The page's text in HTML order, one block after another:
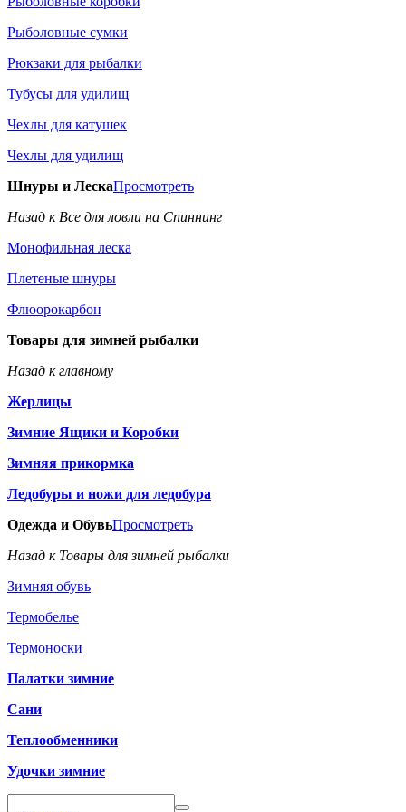
Рыболовные сумки
Рюкзаки для рыбалки
Тубусы для удилищ
Чехлы для катушек
Чехлы для удилищ
Шнуры и ЛескаПросмотреть
Назад к Все для ловли на Спиннинг
Монофильная леска
Плетеные шнуры
Флюорокарбон
Товары для зимней рыбалки
Назад к главному
Жерлицы
Зимние Ящики и Коробки
Зимняя прикормка
Ледобуры и ножи для ледобура
Одежда и ОбувьПросмотреть
Назад к Товары для зимней рыбалки
Зимняя обувь
Термобелье
Термоноски
Палатки зимние
Сани
Теплообменники
Удочки зимние